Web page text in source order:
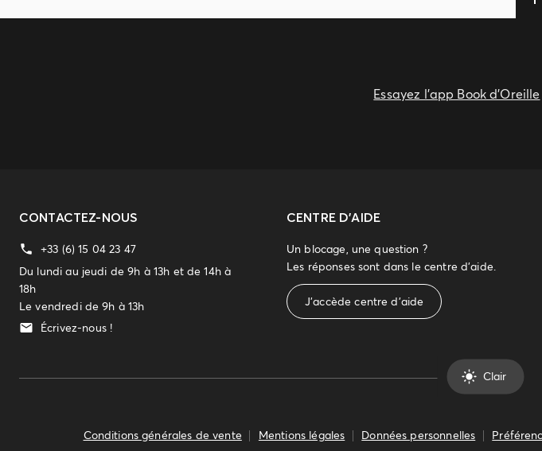
Essayez l'app Book d'Oreille
CONTACTEZ-NOUS
+33 (6) 15 04 23 47
Du lundi au jeudi de 9h à 13h et de 14h à
18h
Le vendredi de 9h à 13h
Écrivez-nous !
CENTRE D'AIDE
Un blocage, une question ?
Les réponses sont dans le centre d'aide.
J'accède centre d'aide
Clair
Conditions générales de vente Mentions légales Données personnelles